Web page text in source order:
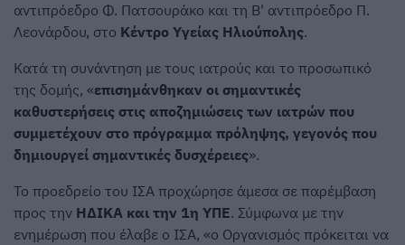
αντιπρόεδρο Φ. Πατσουράκο και τη Β' αντιπρόεδρο Π.
Λεονάρδου, στο Κέντρο Υγείας Ηλιούπολης.
Κατά τη συνάντηση με τους ιατρούς και το προσωπικό
της δομής, «επισημάνθηκαν οι σημαντικές
καθυστερήσεις στις αποζημιώσεις των ιατρών που
συμμετέχουν στο πρόγραμμα πρόληψης, γεγονός που
δημιουργεί σημαντικές δυσχέρειες».
Το προεδρείο του ΙΣΑ προχώρησε άμεσα σε παρέμβαση
προς την ΗΔΙΚΑ και την 1η ΥΠΕ. Σύμφωνα με την
ενημέρωση που έλαβε ο ΙΣΑ, «ο Οργανισμός πρόκειται να